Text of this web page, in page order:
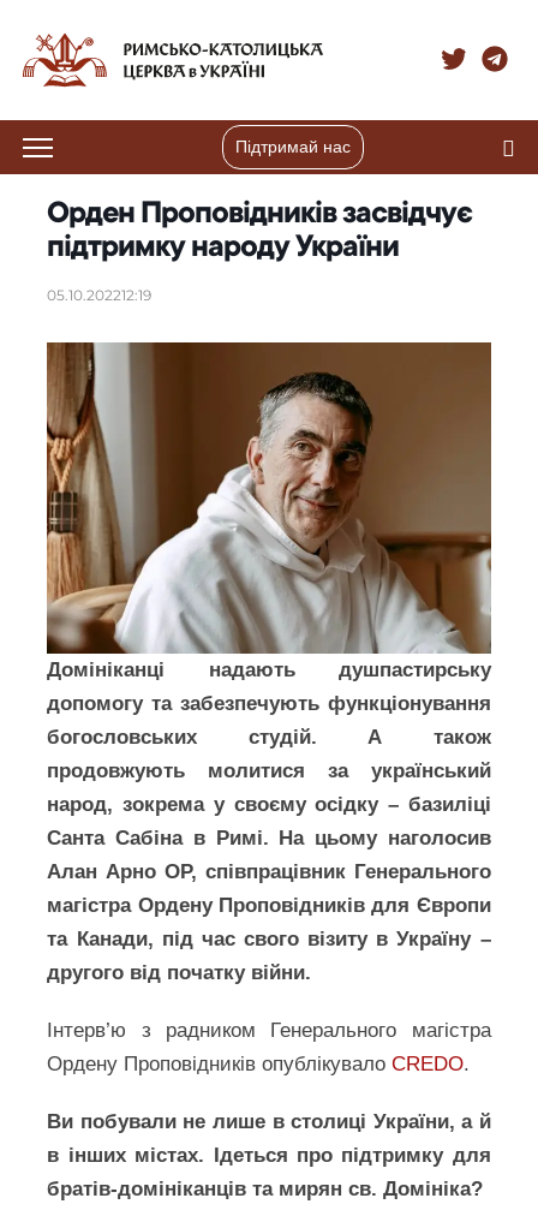
Підтримай нас
Орден Проповідників засвідчує
підтримку народу України
05.10.202212:19
Домініканці надають душпастирську
допомогу та забезпечують функціонування
богословських студій. А також
продовжують молитися за український
народ, зокрема у своєму осідку – базиліці
Санта Сабіна в Римі. На цьому наголосив
Алан Арнo ОP, співпрацівник Генерального
магістра Ордену Проповідників для Європи
та Канади, під час свого візиту в Україну –
другого від початку війни.
Інтерв’ю з радником Генерального магістра
Ордену Проповідників опублікувалоCREDO.
Ви побували не лише в столиці України, а й
в інших містах. Ідеться про підтримку для
братів-домініканців та мирян св. Домініка?